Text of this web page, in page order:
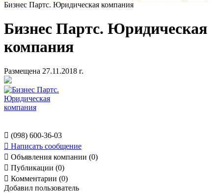
Бизнес Партс. Юридическая компания
Бизнес Партс. Юридическая
компания
Размещена 27.11.2018 г.
 (098) 600-36-03
 Написать сообщение
 Объявления компании (0)
 Публикации (0)
 Комментарии (0)
Добавил пользователь